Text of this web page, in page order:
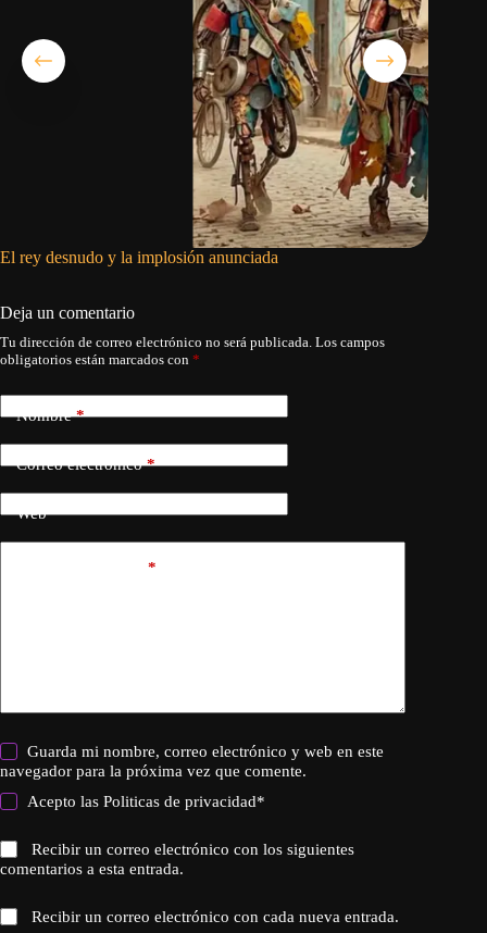
El rey desnudo y la implosión anunciada
Deja un comentario
Tu dirección de correo electrónico no será publicada. Los campos
obligatorios están marcados con *
Nombre*
Correo electrónico*
Web
*
Guarda mi nombre, correo electrónico y web en este
navegador para la próxima vez que comente.
Acepto lasPoliticas de privacidad*
Recibir un correo electrónico con los siguientes
comentarios a esta entrada.
Recibir un correo electrónico con cada nueva entrada.